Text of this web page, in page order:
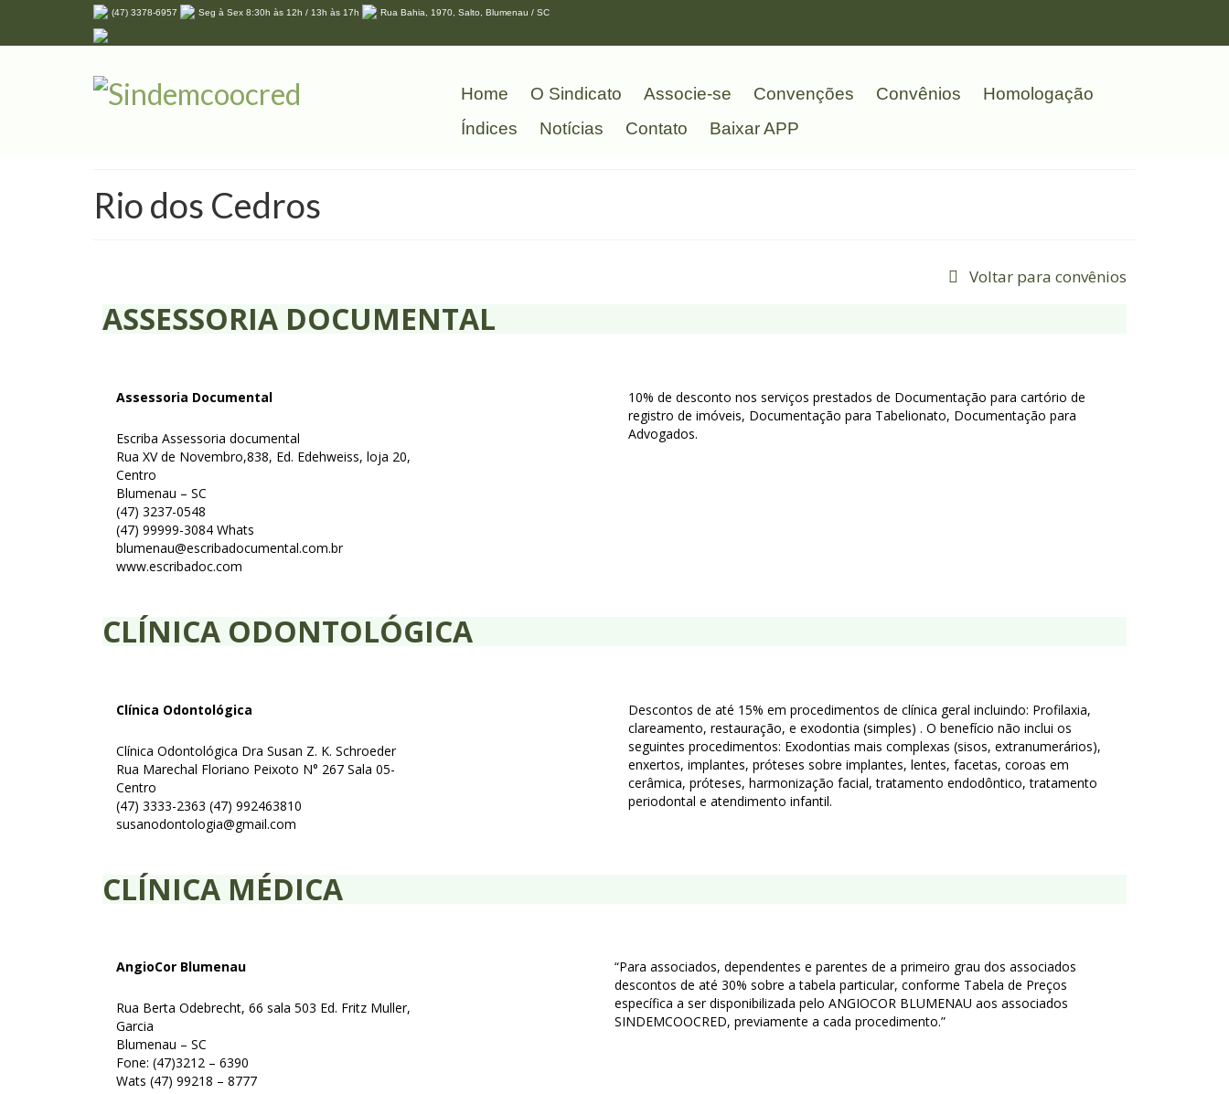
(47) 3378-6957 Seg à Sex 8:30h às 12h / 13h às 17h Rua Bahia, 1970, Salto, Blumenau / SC
Home O Sindicato Associe-se Convenções Convênios
Homologação
Índices
Notícias Contato Baixar APP
Rio dos Cedros
Voltar para convênios
ASSESSORIA DOCUMENTAL
Assessoria Documental
Escriba Assessoria documental
Rua XV de Novembro,838, Ed. Edehweiss, loja 20,
Centro
Blumenau – SC
(47) 3237-0548
(47) 99999-3084 Whats
blumenau@escribadocumental.com.br
www.escribadoc.com
10% de desconto nos serviços prestados de Documentação para cartório de
registro de imóveis, Documentação para Tabelionato, Documentação para
Advogados.
CLÍNICA ODONTOLÓGICA
Clínica Odontológica
Clínica Odontológica Dra Susan Z. K. Schroeder
Rua Marechal Floriano Peixoto N° 267 Sala 05-
Centro
(47) 3333-2363 (47) 992463810
susanodontologia@gmail.com
Descontos de até 15% em procedimentos de clínica geral incluindo: Profilaxia,
clareamento, restauração, e exodontia (simples) . O benefício não inclui os
seguintes procedimentos: Exodontias mais complexas (sisos, extranumerários),
enxertos, implantes, próteses sobre implantes, lentes, facetas, coroas em
cerâmica, próteses, harmonização facial, tratamento endodôntico, tratamento
periodontal e atendimento infantil.
CLÍNICA MÉDICA
AngioCor Blumenau
Rua Berta Odebrecht, 66 sala 503 Ed. Fritz Muller,
Garcia
Blumenau – SC
Fone: (47)3212 – 6390
Wats (47) 99218 – 8777
“Para associados, dependentes e parentes de a primeiro grau dos associados
descontos de até 30% sobre a tabela particular, conforme Tabela de Preços
específica a ser disponibilizada pelo ANGIOCOR BLUMENAU aos associados
SINDEMCOOCRED, previamente a cada procedimento.”